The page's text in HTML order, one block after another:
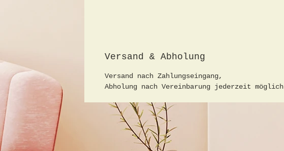
Versand & Abholung
Versand nach Zahlungseingang,
Abholung nach Vereinbarung jederzeit möglich